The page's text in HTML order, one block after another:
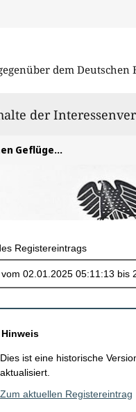
dem Deutschen
der
e.V.
Registereintrags
Hinweis
Dies ist eine historische
aktualisiert.
Zum aktuellen Registereintrag